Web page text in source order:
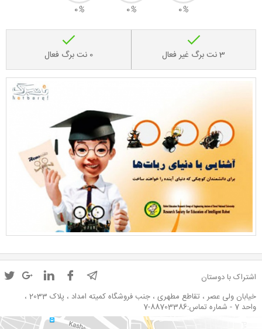
0%
0%
0%
3 نت برگ غیر فعال 0 نت برگ فعال
اشتراک با دوستان
خیابان ولی عصر ، تقاطع مطهری ، جنب فروشگاه کمیته امداد ، پلاک 2033 ،
واحد 7 - شماره تماس:88703386-7